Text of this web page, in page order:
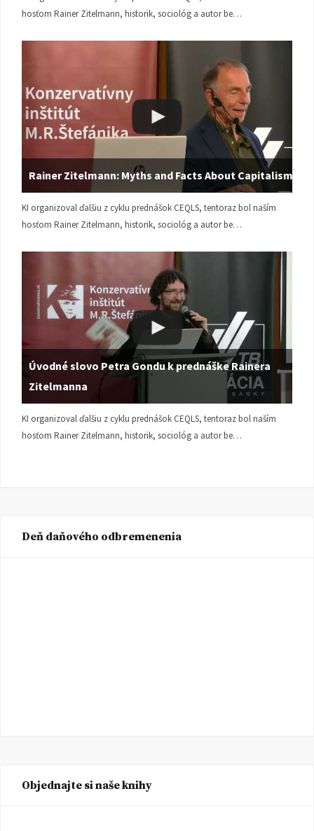
hosťom Rainer Zitelmann, historik, sociológ a autor be…
Rainer Zitelmann: Myths and Facts About Capitalism
KI organizoval ďalšiu z cyklu prednášok CEQLS, tentoraz bol naším
hosťom Rainer Zitelmann, historik, sociológ a autor be…
Úvodné slovo Petra Gondu k prednáške Rainera
Zitelmanna
KI organizoval ďalšiu z cyklu prednášok CEQLS, tentoraz bol naším
hosťom Rainer Zitelmann, historik, sociológ a autor be…
Deň daňového odbremenenia
Objednajte si naše knihy